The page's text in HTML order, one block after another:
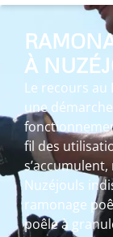
À
Le recours
une
fil des
Nuzéjouls
ramonage
poêle à